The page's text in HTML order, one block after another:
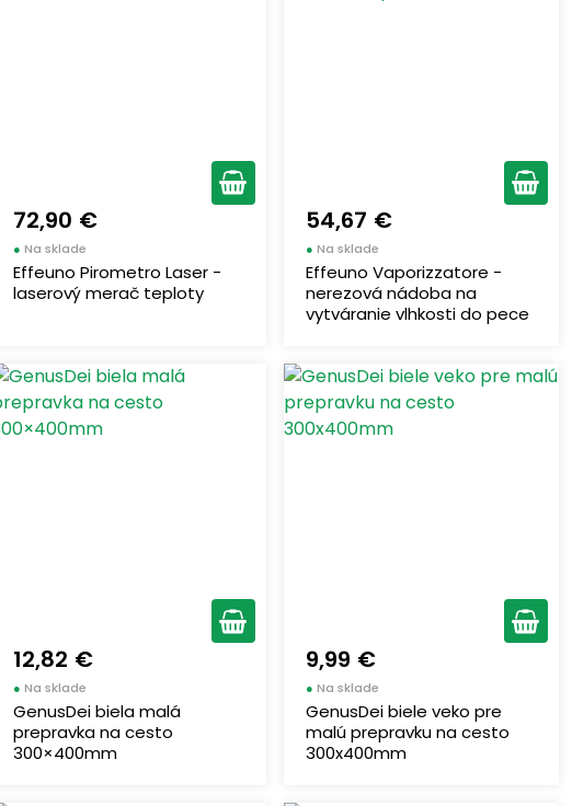
72,90 €
● Na sklade
Effeuno Pirometro Laser -
laserový merač teploty
54,67 €
● Na sklade
Effeuno Vaporizzatore -
nerezová nádoba na
vytváranie vlhkosti do pece
12,82 €
● Na sklade
GenusDei biela malá
prepravka na cesto
300×400mm
9,99 €
● Na sklade
GenusDei biele veko pre
malú prepravku na cesto
300x400mm